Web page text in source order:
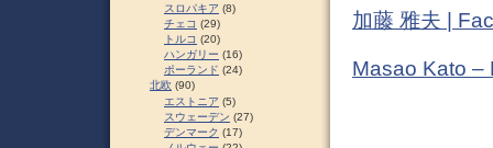
加藤 雅夫 |
Masao Kato –
スロパキア (8)
チェコ (29)
トルコ (20)
ハンガリー (16)
ポーランド (24)
北欧 (90)
エストニア (5)
スウェーデン (27)
デンマーク (17)